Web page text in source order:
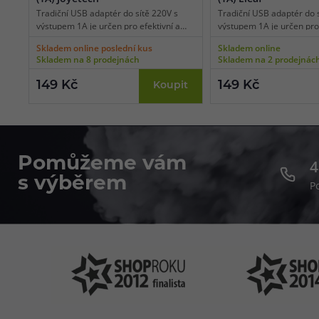
Tradiční USB adaptér do sítě 220V s
výstupem 1A je určen pro efektivní a
elektroniky. Adaptér dokáže nabít
baterii přibližně za polovinu času oproti
klasickým adaptérům 500mA.
Standardní EU vidlice, 1 ks v balení.
Skladem online poslední kus
Skladem na 8 prodejnách
149 Kč Koupit
Tradiční USB adaptér do
výstupem 1A je určen
elektroniky. Adaptér
baterii přibližně za
klasickým adaptérům
Standardní EU vidlice, 1
Skladem online
Skladem na 2
149 Kč
Pomůžeme vám
s výběrem